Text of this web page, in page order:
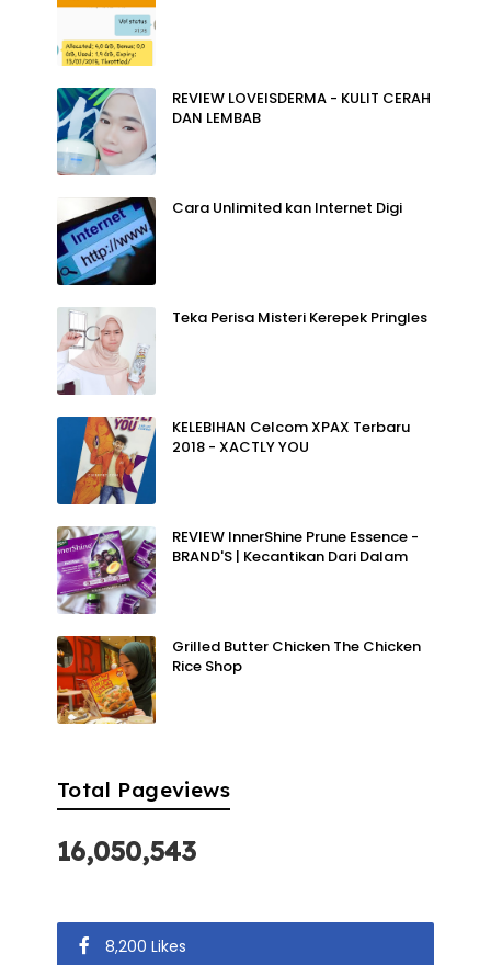
REVIEW LOVEISDERMA - KULIT CERAH
DAN LEMBAB
Cara Unlimited kan Internet Digi
Teka Perisa Misteri Kerepek Pringles
KELEBIHAN Celcom XPAX Terbaru
2018 - XACTLY YOU
REVIEW InnerShine Prune Essence -
BRAND'S | Kecantikan Dari Dalam
Grilled Butter Chicken The Chicken
Rice Shop
Total Pageviews
16,050,543
8,200 Likes